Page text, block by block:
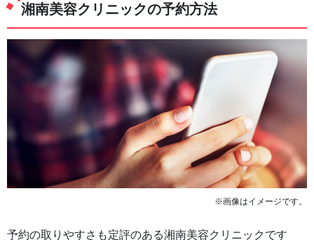
湘南美容クリニックの予約方法
※画像はイメージです。
予約の取りやすさも定評のある湘南美容クリニックです